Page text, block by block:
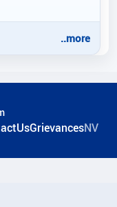
..more
GrievancesNV